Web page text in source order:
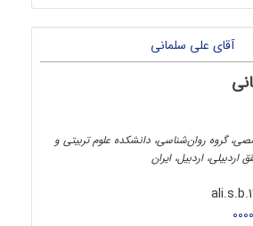
گروه روان‌شناسی، دانشکده علوم تربیتی و
اردبیل، ایران